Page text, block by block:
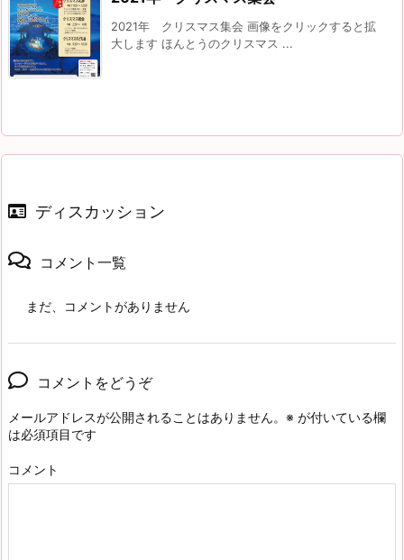
2021年 クリスマス集会 画像をクリックすると拡
大します ほんとうのクリスマス ...
ディスカッション
コメント一覧
まだ、コメントがありません
コメントをどうぞ
メールアドレスが公開されることはありません。 ※ が付いている欄
は必須項目です
コメント